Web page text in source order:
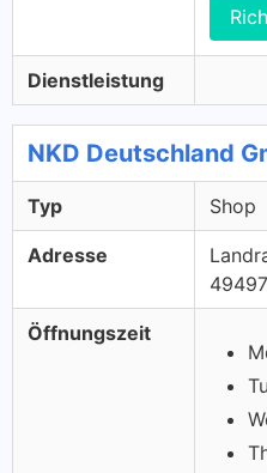
Dienstleistung
NKD Deutschland
Typ Shop
Adresse
Öffnungszeit